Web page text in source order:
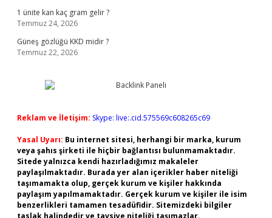
1 ünite kan kaç gram gelir ?
Temmuz 24, 2026
Güneş gözlüğü KKD midir ?
Temmuz 22, 2026
Reklam ve İletişim: Skype: live:.cid.575569c608265c69
Yasal Uyarı: Bu internet sitesi, herhangi bir marka, kurum
veya şahıs şirketi ile hiçbir bağlantısı bulunmamaktadır.
Sitede yalnızca kendi hazırladığımız makaleler
paylaşılmaktadır. Burada yer alan içerikler haber niteliği
taşımamakta olup, gerçek kurum ve kişiler hakkında
paylaşım yapılmamaktadır. Gerçek kurum ve kişiler ile isim
benzerlikleri tamamen tesadüfidir. Sitemizdeki bilgiler
taslak halindedir ve tavsiye niteliği taşımazlar.